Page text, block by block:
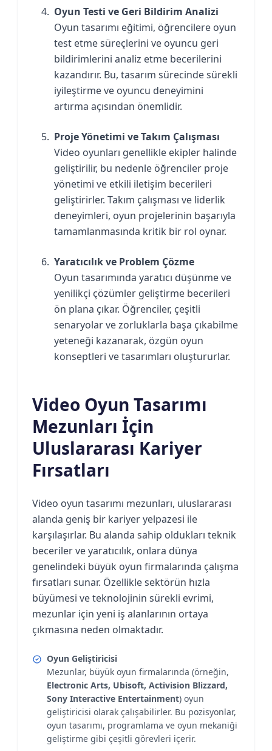
Oyun Testi ve Geri Bildirim Analizi
Oyun tasarımı eğitimi, öğrencilere oyun
test etme süreçlerini ve oyuncu geri
bildirimlerini analiz etme becerilerini
kazandırır. Bu, tasarım sürecinde sürekli
iyileştirme ve oyuncu deneyimini
artırma açısından önemlidir.
Proje Yönetimi ve Takım Çalışması
Video oyunları genellikle ekipler halinde
geliştirilir, bu nedenle öğrenciler proje
yönetimi ve etkili iletişim becerileri
geliştirirler. Takım çalışması ve liderlik
deneyimleri, oyun projelerinin başarıyla
tamamlanmasında kritik bir rol oynar.
Yaratıcılık ve Problem Çözme
Oyun tasarımında yaratıcı düşünme ve
yenilikçi çözümler geliştirme becerileri
ön plana çıkar. Öğrenciler, çeşitli
senaryolar ve zorluklarla başa çıkabilme
yeteneği kazanarak, özgün oyun
konseptleri ve tasarımları oluştururlar.
Video Oyun Tasarımı
Mezunları İçin
Uluslararası Kariyer
Fırsatları
Video oyun tasarımı mezunları, uluslararası
alanda geniş bir kariyer yelpazesi ile
karşılaşırlar. Bu alanda sahip oldukları teknik
beceriler ve yaratıcılık, onlara dünya
genelindeki büyük oyun firmalarında çalışma
fırsatları sunar. Özellikle sektörün hızla
büyümesi ve teknolojinin sürekli evrimi,
mezunlar için yeni iş alanlarının ortaya
çıkmasına neden olmaktadır.
Oyun Geliştiricisi
Mezunlar, büyük oyun firmalarında (örneğin,
Electronic Arts, Ubisoft, Activision Blizzard,
Sony Interactive Entertainment) oyun
geliştiricisi olarak çalışabilirler. Bu pozisyonlar,
oyun tasarımı, programlama ve oyun mekaniği
geliştirme gibi çeşitli görevleri içerir.